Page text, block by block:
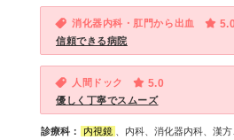
消化器内科・肛門から出血 5.0
信頼できる病院
人間ドック 5.0
優しく丁寧でスムーズ
診療科： 内視鏡
、内科、消化器内科、漢